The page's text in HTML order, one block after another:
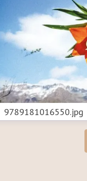
9789181016550.jpg